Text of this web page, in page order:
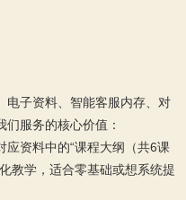
电子资料、智能客服内存、对
服务的核心价值：
应资料中的“课程大纲（共6课
教学，适合零基础或想系统提